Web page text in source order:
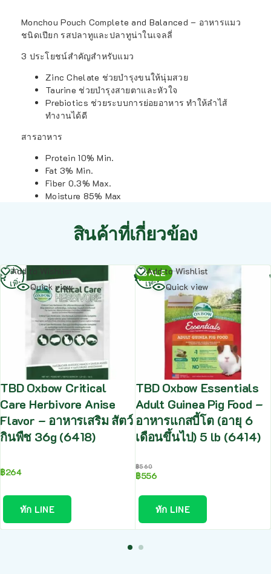
Monchou Pouch Complete and Balanced – อาหารแมว
ชนิดเปียก รสปลาทูและปลาทูน่าในเจลลี่
3 ประโยชน์สำคัญสำหรับแมว
Zinc Chelate ช่วยบำรุงขนให้นุ่มสวย
Taurine ช่วยบำรุงสายตาและหัวใจ
Prebiotics ช่วยระบบการย่อยอาหาร ทำให้ลำไส้
ทำงานได้ดี
สารอาหาร
Protein 10% Min.
Fat 3% Min.
Fiber 0.3% Max.
Moisture 85% Max
สินค้าที่เกี่ยวข้อง
Add to Wishlist
Quick view
TBD Oxbow Critical
Care Herbivore Anise
Flavor – อาหารเสริม สัตว์
กินพืช 36g (6418)
฿264
ทัก LINE
อ่าน
เพิ่ม
SALE
Add to Wishlist
Quick view
TBD Oxbow Essentials
Adult Guinea Pig Food –
อาหารแกสบี้โต (อายุ 6
เดือนขึ้นไป) 5 lb (6414)
฿560
฿556
ทัก LINE
อ่าน
เพิ่ม